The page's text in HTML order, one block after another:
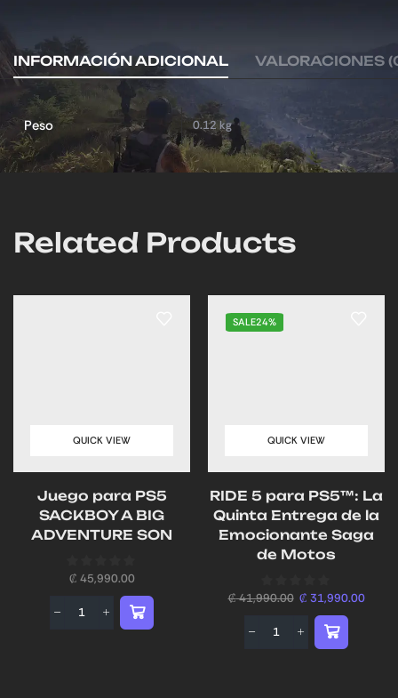
INFORMACIÓN ADICIONAL VALORACIONES
Peso 0.12 kg
Related Products
QUICK VIEW
Juego para PS5
SACKBOY A BIG
ADVENTURE SON
₡ 45,990.00
SALE24%
QUICK VIEW
RIDE 5 para PS5™: La
Quinta Entrega de la
Emocionante Saga
de Motos
₡41,990.00 ₡ 31,990.00